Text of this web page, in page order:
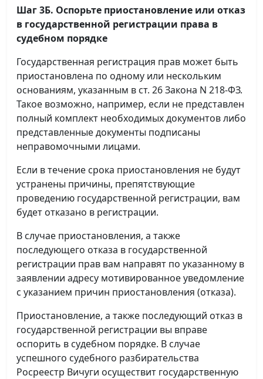
Шаг 3Б. Оспорьте приостановление или отказ
в государственной регистрации права в
судебном порядке
Государственная регистрация прав может быть
приостановлена по одному или нескольким
основаниям, указанным в ст. 26 Закона N 218-ФЗ.
Такое возможно, например, если не представлен
полный комплект необходимых документов либо
представленные документы подписаны
неправомочными лицами.
Если в течение срока приостановления не будут
устранены причины, препятствующие
проведению государственной регистрации, вам
будет отказано в регистрации.
В случае приостановления, а также
последующего отказа в государственной
регистрации прав вам направят по указанному в
заявлении адресу мотивированное уведомление
с указанием причин приостановления (отказа).
Приостановление, а также последующий отказ в
государственной регистрации вы вправе
оспорить в судебном порядке. В случае
успешного судебного разбирательства
Росреестр Вичуги осуществит государственную